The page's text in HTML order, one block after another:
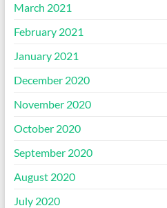
March 2021
February 2021
January 2021
December 2020
November 2020
October 2020
September 2020
August 2020
July 2020